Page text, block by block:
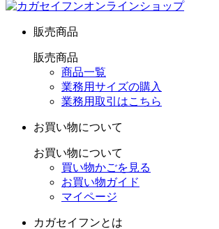
販売商品
販売商品
商品一覧
業務用サイズの購入
業務用取引はこちら
お買い物について
お買い物について
買い物かごを見る
お買い物ガイド
マイページ
カガセイフンとは